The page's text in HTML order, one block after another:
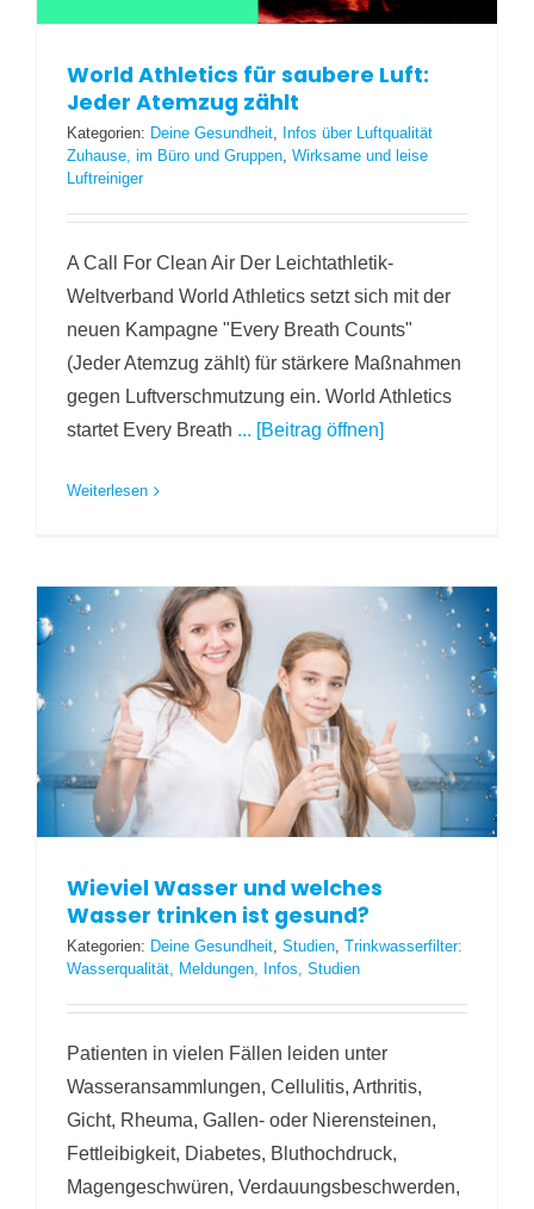
World Athletics für saubere Luft:
Jeder Atemzug zählt
Kategorien: Deine Gesundheit, Infos über Luftqualität
Zuhause, im Büro und Gruppen, Wirksame und leise
Luftreiniger
A Call For Clean Air Der Leichtathletik-
Weltverband World Athletics setzt sich mit der
neuen Kampagne "Every Breath Counts"
(Jeder Atemzug zählt) für stärkere Maßnahmen
gegen Luftverschmutzung ein. World Athletics
startet Every Breath ... [Beitrag öffnen]
Weiterlesen
Wieviel Wasser und welches
Wasser trinken ist gesund?
Kategorien: Deine Gesundheit, Studien, Trinkwasserfilter:
Wasserqualität, Meldungen, Infos, Studien
Patienten in vielen Fällen leiden unter
Wasseransammlungen, Cellulitis, Arthritis,
Gicht, Rheuma, Gallen- oder Nierensteinen,
Fettleibigkeit, Diabetes, Bluthochdruck,
Magengeschwüren, Verdauungsbeschwerden,